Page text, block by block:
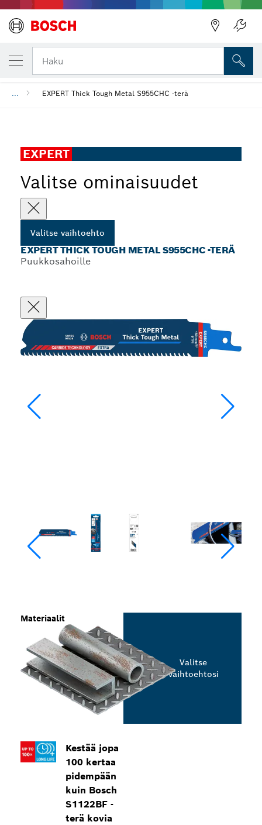
Haku
... EXPERT Thick Tough Metal S955CHC -terä
EXPERT
Valitse ominaisuudet
Valitse vaihtoehto
EXPERT THICK TOUGH METAL S955CHC -TERÄ
Puukkosahoille
Kestää jopa
100 kertaa
pidempään
kuin Bosch
S1122BF -
terä kovia
Materiaalit
Valitse
vaihtoehtosi
VALITSEMASI VAIHTOEHTO
EXPERT Thick Tough Metal S955CHC -terä